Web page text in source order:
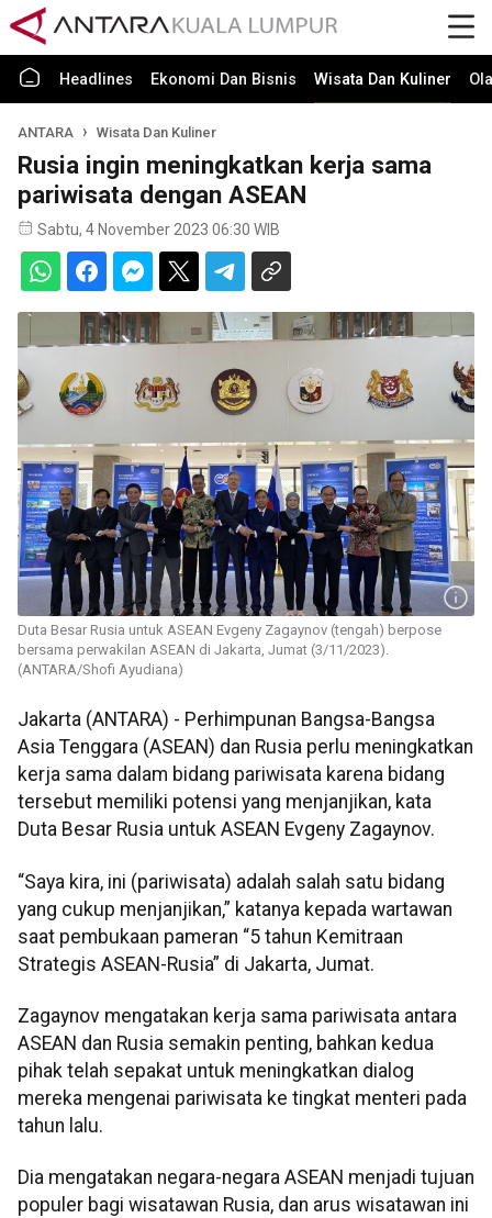
Headlines Ekonomi Dan Bisnis Wisata Dan Kuliner
ANTARA Wisata Dan Kuliner
Rusia ingin meningkatkan kerja sama
pariwisata dengan ASEAN
Sabtu, 4 November 2023 06:30 WIB
Duta Besar Rusia untuk ASEAN Evgeny Zagaynov (tengah) berpose
bersama perwakilan ASEAN di Jakarta, Jumat (3/11/2023).
(ANTARA/Shofi Ayudiana)
Jakarta (ANTARA) - Perhimpunan Bangsa-Bangsa
Asia Tenggara (ASEAN) dan Rusia perlu meningkatkan
kerja sama dalam bidang pariwisata karena bidang
tersebut memiliki potensi yang menjanjikan, kata
Duta Besar Rusia untuk ASEAN Evgeny Zagaynov.
“Saya kira, ini (pariwisata) adalah salah satu bidang
yang cukup menjanjikan,” katanya kepada wartawan
saat pembukaan pameran “5 tahun Kemitraan
Strategis ASEAN-Rusia” di Jakarta, Jumat.
Zagaynov mengatakan kerja sama pariwisata antara
ASEAN dan Rusia semakin penting, bahkan kedua
pihak telah sepakat untuk meningkatkan dialog
mereka mengenai pariwisata ke tingkat menteri pada
tahun lalu.
Dia mengatakan negara-negara ASEAN menjadi tujuan
populer bagi wisatawan Rusia, dan arus wisatawan ini